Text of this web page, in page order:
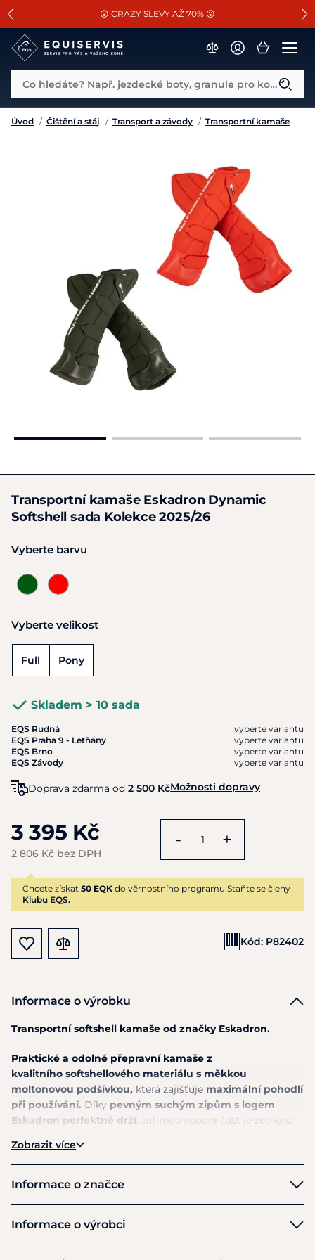
SLEVA 13% na vše od Cassini!
😮 CRAZY SLEVY AŽ 70% 😮
📐Pasování a doplňky k vybraným sedlům ZDARMA 🐴
Co hledáte? Např. jezdecké boty, granule pro koně...
Úvod / Čištění a stáj / Transport a závody / Transportní kamaše
Transportní kamaše Eskadron Dynamic
Softshell sada Kolekce 2025/26
Vyberte barvu
Vyberte velikost
Full Pony
Skladem > 10 sada
EQS Rudná
vyberte variantu
EQS Praha 9 - Letňany
vyberte variantu
EQS Brno
vyberte variantu
EQS Závody
vyberte variantu
Doprava zdarma od 2 500 KčMožnosti dopravy
3 395 Kč
2 806 Kč bez DPH
- +
Chcete získat 50 EQK do věrnostního programu Staňte se členy
Klubu EQS.
Kód: P82402
Informace o výrobku
Transportní softshell kamaše od značky Eskadron.
Praktické a odolné přepravní kamaše z
kvalitního softshellového materiálu s měkkou
moltonovou podšívkou, která zajišťuje maximální pohodlí
při používání. Díky pevným suchým zipům s logem
Eskadron perfektně drží, zatímco spodní část je zesílená
doplňujevýrazný nápis značky Eskadron na zadní straně
a decentní logo značky. Jsou nenáročné na údržbu a
snadno pratelné.
Extra odolné zesílení ve spodní části
Zobrazit více
Informace o značce
Eskadron
Informace o výrobci